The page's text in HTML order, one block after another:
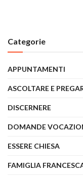
Categorie
APPUNTAMENTI
ASCOLTARE E
DISCERNERE
DOMANDE
ESSERE CHIESA
FAMIGLIA